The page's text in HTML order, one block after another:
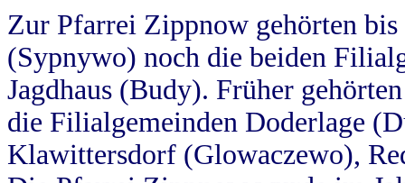
Zur Pfarrei Zippnow gehörten
(Sypnywo) noch die beiden
Jagdhaus (Budy). Früher
die Filialgemeinden Doderlage
Klawittersdorf (Glowaczewo),